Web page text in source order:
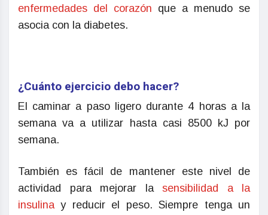
enfermedades del corazón que a menudo se
asocia con la diabetes.
¿Cuánto ejercicio debo hacer?
El caminar a paso ligero durante 4 horas a la
semana va a utilizar hasta casi 8500 kJ por
semana.
También es fácil de mantener este nivel de
actividad para mejorar la sensibilidad a la
insulinay reducir el peso. Siempre tenga un